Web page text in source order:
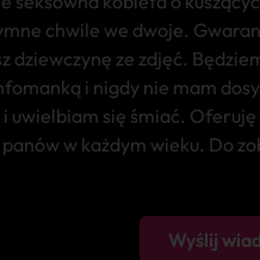
chwile we dwoje.
dziewczynę ze zdjęć.
i nigdy nie mam
uwielbiam się śmiać. Oferuję
w każdym wieku. Do
Wyślij